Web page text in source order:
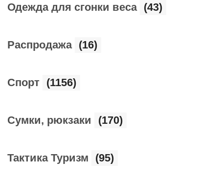
Одежда для сгонки веса (43)
Распродажа (16)
Спорт (1156)
Сумки, рюкзаки (170)
Тактика Туризм (95)